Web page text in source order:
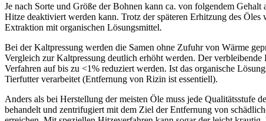
Je nach Sorte und Größe der Bohnen kann ca. von folgendem
Hitze deaktiviert werden kann. Trotz der späteren Erhitzung des
Extraktion mit organischen Lösungsmittel.
Bei der Kaltpressung werden die Samen ohne Zufuhr von Wärme
Vergleich zur Kaltpressung deutlich erhöht werden. Der
Verfahren auf bis zu <1% reduziert werden. Ist das organische
Tierfutter verarbeitet (Entfernung von Rizin ist essentiell).
Anders als bei Herstellung der meisten Öle muss jede Qualitätsstufe
behandelt und zentrifugiert mit dem Ziel der Entfernung von